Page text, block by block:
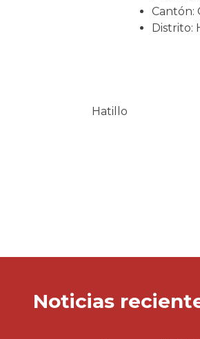
Cantón:
Distrito:
Hatillo
Noticias